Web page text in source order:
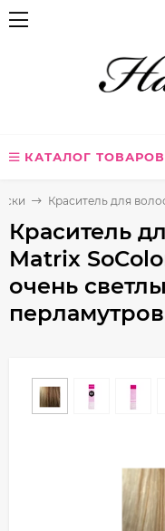
КАТАЛОГ ТОВАРОВ
Краситель для
Краситель
Matrix
очень